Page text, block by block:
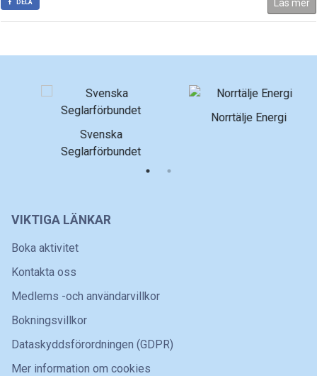
DELA Läs mer
Norrtälje Energi Roslagens Sparbank
VIKTIGA LÄNKAR
Boka aktivitet
Kontakta oss
Medlems -och användarvillkor
Bokningsvillkor
Dataskyddsförordningen (GDPR)
Mer information om cookies